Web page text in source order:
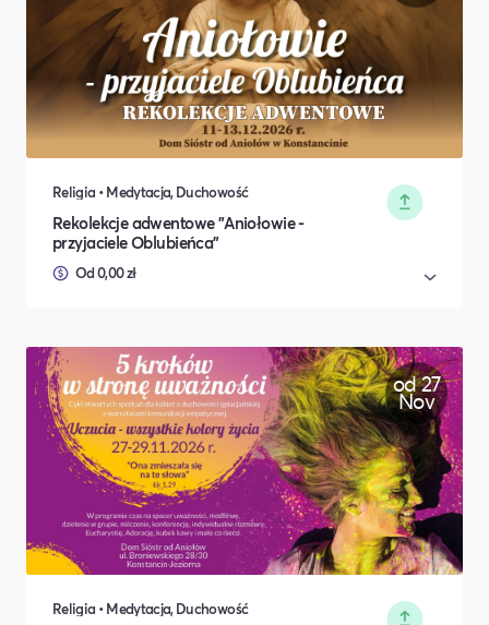
Religia • Medytacja, Duchowość
Rekolekcje adwentowe "Aniołowie -
przyjaciele Oblubieńca"
Od 0,00 zł
od 27
Nov
Religia • Medytacja, Duchowość